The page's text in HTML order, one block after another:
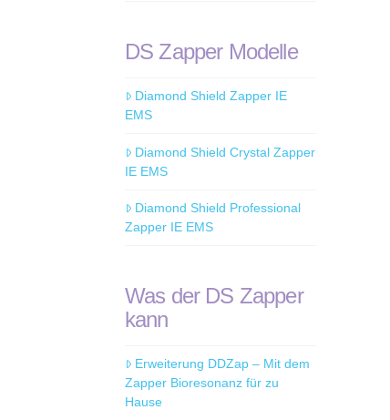
DS Zapper Modelle
Diamond Shield Zapper IE
EMS
Diamond Shield Crystal Zapper
IE EMS
Diamond Shield Professional
Zapper IE EMS
Was der DS Zapper
kann
Erweiterung DDZap – Mit dem
Zapper Bioresonanz für zu
Hause